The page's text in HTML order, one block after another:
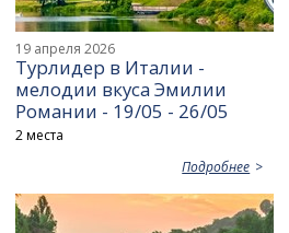
19 апреля 2026
Турлидер в Италии -
мелодии вкуса Эмилии
Романии - 19/05 - 26/05
2 места
Подробнее